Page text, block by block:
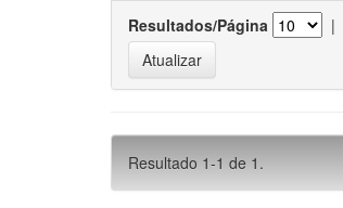
Resultados/Página |
Resultado 1-1 de 1.